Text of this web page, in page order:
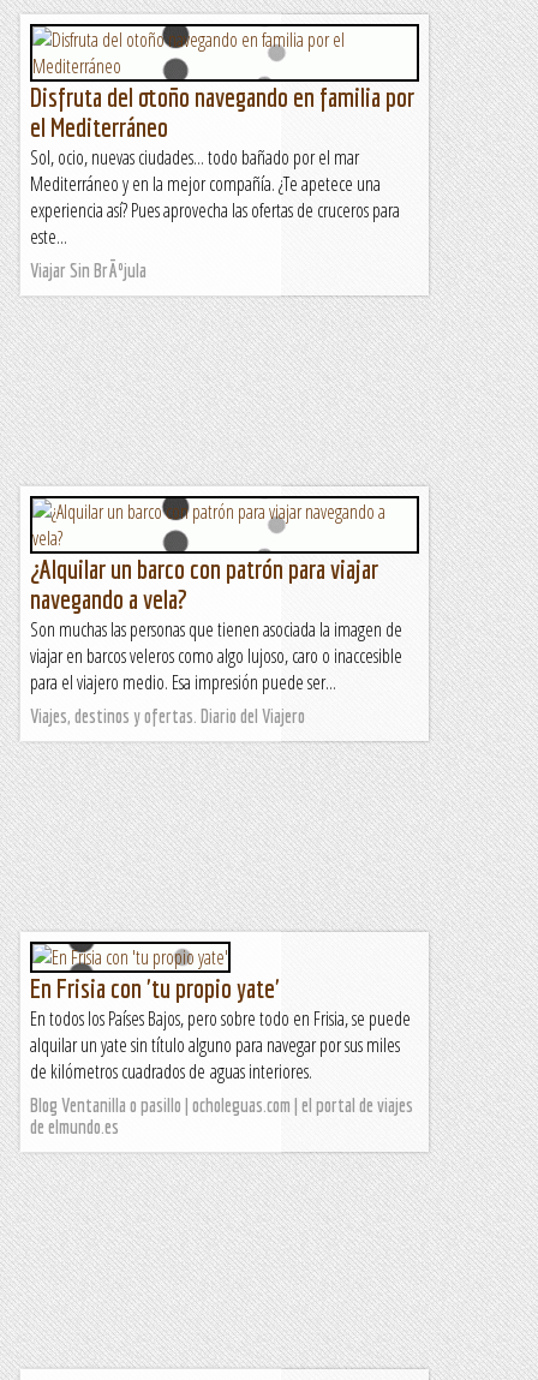
Disfruta del otoño navegando en familia por
el Mediterráneo
Sol, ocio, nuevas ciudades... todo bañado por el mar
Mediterráneo y en la mejor compañía. ¿Te apetece una
experiencia así? Pues aprovecha las ofertas de cruceros para
este...
Viajar Sin BrÃºjula
¿Alquilar un barco con patrón para viajar
navegando a vela?
Son muchas las personas que tienen asociada la imagen de
viajar en barcos veleros como algo lujoso, caro o inaccesible
para el viajero medio. Esa impresión puede ser...
Viajes, destinos y ofertas. Diario del Viajero
En Frisia con 'tu propio yate'
En todos los Países Bajos, pero sobre todo en Frisia, se puede
alquilar un yate sin título alguno para navegar por sus miles
de kilómetros cuadrados de aguas interiores.
Blog Ventanilla o pasillo | ocholeguas.com | el portal de viajes
de elmundo.es